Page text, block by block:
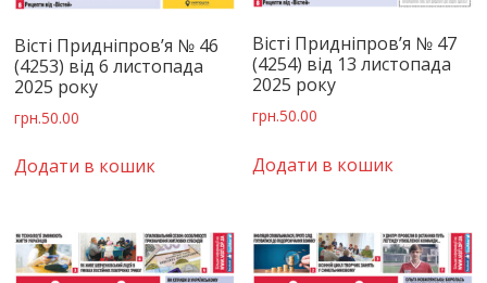
Вісті Придніпров’я № 46
(4253) від 6 листопада
2025 року
грн.50.00
Додати в кошик
Вісті Придніпров’я № 47
(4254) від 13 листопада
2025 року
грн.50.00
Додати в кошик